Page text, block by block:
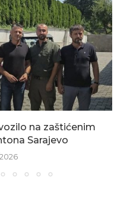
na zaštićenim
Sarajevo